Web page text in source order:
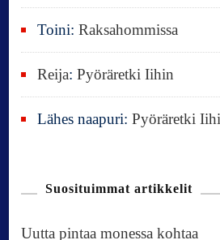
Toini:Raksahommissa
Reija:Pyöräretki Iihin
Lähes naapuri:Pyöräretki
Suosituimmat artikkelit
Uutta pintaa monessa kohtaa